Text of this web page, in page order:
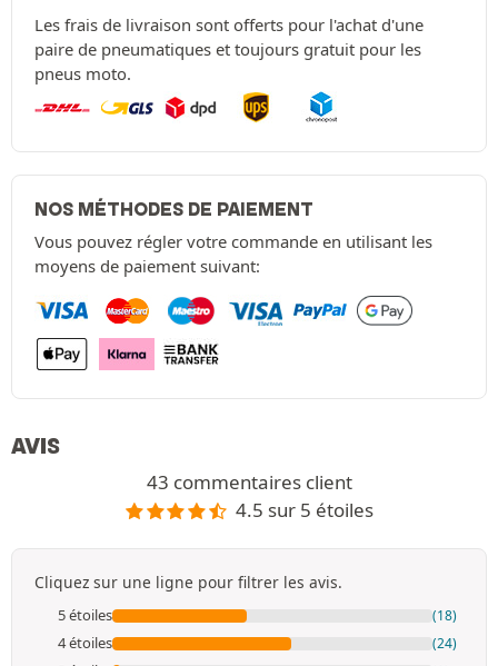
Les frais de livraison sont offerts pour l'achat d'une
paire de pneumatiques et toujours gratuit pour les
pneus moto.
NOS MÉTHODES DE PAIEMENT
Vous pouvez régler votre commande en utilisant les
moyens de paiement suivant:
AVIS
43 commentaires client
4.5 sur 5 étoiles
Cliquez sur une ligne pour filtrer les avis.
5 étoiles (18)
4 étoiles (24)